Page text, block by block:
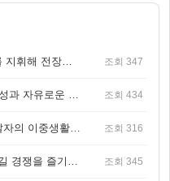
아머드 트레인 워페어 – 무장 열차를 지휘해 전장을 돌파하는 생존 전투 게임 조회 347
랑그릿사: 검의 바다 – 듀얼 영웅 편성과 자유로운 탐험을 결합한 판타지 전략 RPG 조회 434
블랙우드 – DVD 대여점 주인과 암살자의 이중생활을 그린 3인칭 액션 스릴러 게임 조회 316
렉크리에이션 2 – 차량 충돌과 지름길 경쟁을 즐기는 오픈월드 아케이드 레이싱 게임 조회 345